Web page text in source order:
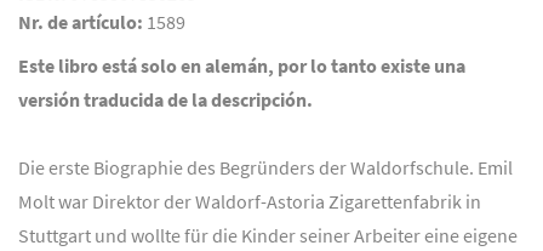
Nr. de artículo: 1589
Este libro está solo en alemán, por lo tanto existe una
versión traducida de la descripción.
Die erste Biographie des Begründers der Waldorfschule. Emil
Molt war Direktor der Waldorf-Astoria Zigarettenfabrik in
Stuttgart und wollte für die Kinder seiner Arbeiter eine eigene